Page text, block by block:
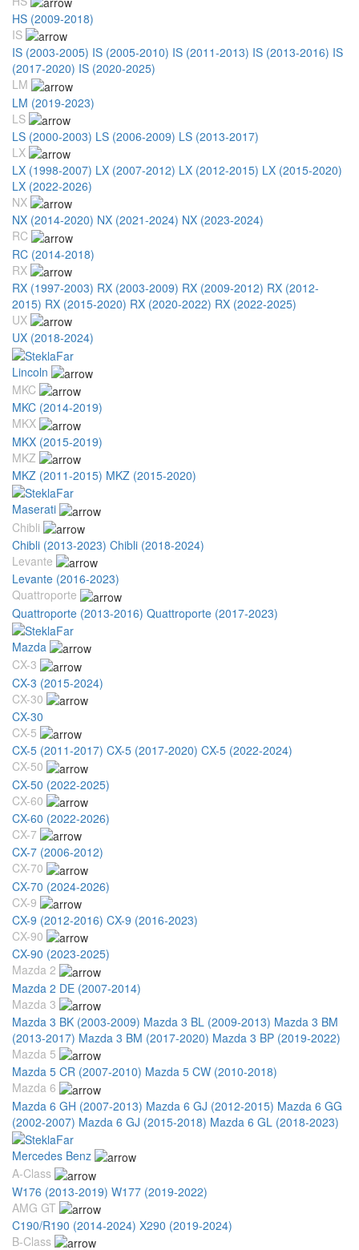
HS (2009-2018)
IS
IS (2003-2005) IS (2005-2010) IS (2011-2013) IS (2013-2016) IS
(2017-2020) IS (2020-2025)
LM
LM (2019-2023)
LS
LS (2000-2003) LS (2006-2009) LS (2013-2017)
LX
LX (1998-2007) LX (2007-2012) LX (2012-2015) LX (2015-2020)
LX (2022-2026)
NX
NX (2014-2020) NX (2021-2024) NX (2023-2024)
RC
RC (2014-2018)
RX
RX (1997-2003) RX (2003-2009) RX (2009-2012) RX (2012-
2015) RX (2015-2020) RX (2020-2022) RX (2022-2025)
UX
UX (2018-2024)
Lincoln
MKC
MKC (2014-2019)
MKX
MKX (2015-2019)
MKZ
MKZ (2011-2015) MKZ (2015-2020)
Maserati
Chibli
Chibli (2013-2023) Chibli (2018-2024)
Levante
Levante (2016-2023)
Quattroporte
Quattroporte (2013-2016) Quattroporte (2017-2023)
Mazda
CX-3
CX-3 (2015-2024)
CX-30
CX-30
CX-5
CX-5 (2011-2017) CX-5 (2017-2020) CX-5 (2022-2024)
CX-50
CX-50 (2022-2025)
CX-60
CX-60 (2022-2026)
CX-7
CX-7 (2006-2012)
CX-70
CX-70 (2024-2026)
CX-9
CX-9 (2012-2016) CX-9 (2016-2023)
CX-90
CX-90 (2023-2025)
Mazda 2
Mazda 2 DE (2007-2014)
Mazda 3
Mazda 3 BK (2003-2009) Mazda 3 BL (2009-2013) Mazda 3 BM
(2013-2017) Mazda 3 BM (2017-2020) Mazda 3 BP (2019-2022)
Mazda 5
Mazda 5 CR (2007-2010) Mazda 5 CW (2010-2018)
Mazda 6
Mazda 6 GH (2007-2013) Mazda 6 GJ (2012-2015) Mazda 6 GG
(2002-2007) Mazda 6 GJ (2015-2018) Mazda 6 GL (2018-2023)
Mercedes Benz
A-Class
W176 (2013-2019) W177 (2019-2022)
AMG GT
C190/R190 (2014-2024) X290 (2019-2024)
B-Class